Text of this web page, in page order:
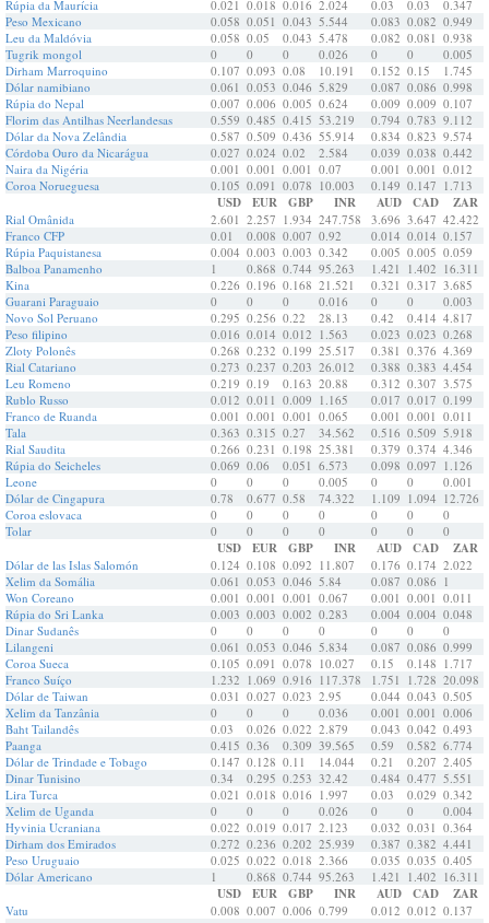
Rúpia da Maurícia
0.021 0.018 0.016 2.024 0.03 0.03 0.347
Peso Mexicano
0.058 0.051 0.043 5.544 0.083 0.082 0.949
Leu da Maldóvia
0.058 0.05 0.043 5.478 0.082 0.081 0.938
Tugrik mongol
0 0 0 0.026 0 0 0.005
Dirham Marroquino
0.107 0.093 0.08 10.191 0.152 0.15 1.745
Dólar namibiano
0.061 0.053 0.046 5.829 0.087 0.086 0.998
Rúpia do Nepal
0.007 0.006 0.005 0.624 0.009 0.009 0.107
Florim das Antilhas Neerlandesas
0.559 0.485 0.415 53.219 0.794 0.783 9.112
Dólar da Nova Zelândia
0.587 0.509 0.436 55.914 0.834 0.823 9.574
Córdoba Ouro da Nicarágua
0.027 0.024 0.02 2.584 0.039 0.038 0.442
Naira da Nigéria
0.001 0.001 0.001 0.07 0.001 0.001 0.012
Coroa Norueguesa
0.105 0.091 0.078 10.003 0.149 0.147 1.713
USD EUR GBP INR AUD CAD ZAR
Rial Omânida 2.601 2.257 1.934 247.758 3.696 3.647 42.422
Franco CFP
0.01 0.008 0.007 0.92 0.014 0.014 0.157
Rúpia Paquistanesa
0.004 0.003 0.003 0.342 0.005 0.005 0.059
Balboa Panamenho
1 0.868 0.744 95.263 1.421 1.402 16.311
Kina
0.226 0.196 0.168 21.521 0.321 0.317 3.685
Guarani Paraguaio
0 0 0 0.016 0 0 0.003
Novo Sol Peruano
0.295 0.256 0.22 28.13 0.42 0.414 4.817
Peso filipino
0.016 0.014 0.012 1.563 0.023 0.023 0.268
Zloty Polonês
0.268 0.232 0.199 25.517 0.381 0.376 4.369
Rial Catariano
0.273 0.237 0.203 26.012 0.388 0.383 4.454
Leu Romeno
0.219 0.19 0.163 20.88 0.312 0.307 3.575
Rublo Russo
0.012 0.011 0.009 1.165 0.017 0.017 0.199
Franco de Ruanda
0.001 0.001 0.001 0.065 0.001 0.001 0.011
Tala
0.363 0.315 0.27 34.562 0.516 0.509 5.918
Rial Saudita
0.266 0.231 0.198 25.381 0.379 0.374 4.346
Rúpia do Seicheles
0.069 0.06 0.051 6.573 0.098 0.097 1.126
Leone
0 0 0 0.005 0 0 0.001
Dólar de Cingapura
0.78 0.677 0.58 74.322 1.109 1.094 12.726
Coroa eslovaca
0 0 0 0 0 0 0
Tolar
0 0 0 0 0 0 0
USD EUR GBP INR AUD CAD ZAR
Dólar de las Islas Salomón 0.124 0.108 0.092 11.807 0.176 0.174 2.022
Xelim da Somália
0.061 0.053 0.046 5.84 0.087 0.086 1
Won Coreano
0.001 0.001 0.001 0.067 0.001 0.001 0.011
Rúpia do Sri Lanka
0.003 0.003 0.002 0.283 0.004 0.004 0.048
Dinar Sudanês
0 0 0 0 0 0 0
Lilangeni
0.061 0.053 0.046 5.834 0.087 0.086 0.999
Coroa Sueca
0.105 0.091 0.078 10.027 0.15 0.148 1.717
Franco Suíço
1.232 1.069 0.916 117.378 1.751 1.728 20.098
Dólar de Taiwan
0.031 0.027 0.023 2.95 0.044 0.043 0.505
Xelim da Tanzânia
0 0 0 0.036 0.001 0.001 0.006
Baht Tailandês
0.03 0.026 0.022 2.879 0.043 0.042 0.493
Paanga
0.415 0.36 0.309 39.565 0.59 0.582 6.774
Dólar de Trindade e Tobago
0.147 0.128 0.11 14.044 0.21 0.207 2.405
Dinar Tunisino
0.34 0.295 0.253 32.42 0.484 0.477 5.551
Lira Turca
0.021 0.018 0.016 1.997 0.03 0.029 0.342
Xelim de Uganda
0 0 0 0.026 0 0 0.004
Hyvinia Ucraniana
0.022 0.019 0.017 2.123 0.032 0.031 0.364
Dirham dos Emirados
0.272 0.236 0.202 25.939 0.387 0.382 4.441
Peso Uruguaio
0.025 0.022 0.018 2.366 0.035 0.035 0.405
Dólar Americano
1 0.868 0.744 95.263 1.421 1.402 16.311
USD EUR GBP INR AUD CAD ZAR
Vatu 0.008 0.007 0.006 0.799 0.012 0.012 0.137